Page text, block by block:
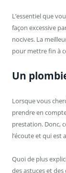
L’essentiel que
façon excessive
nocives. La
pour mettre fin à
Un
Lorsque vous
prendre en
prestation. Donc,
l’écoute et qui est
Quoi de plus
des astuces et